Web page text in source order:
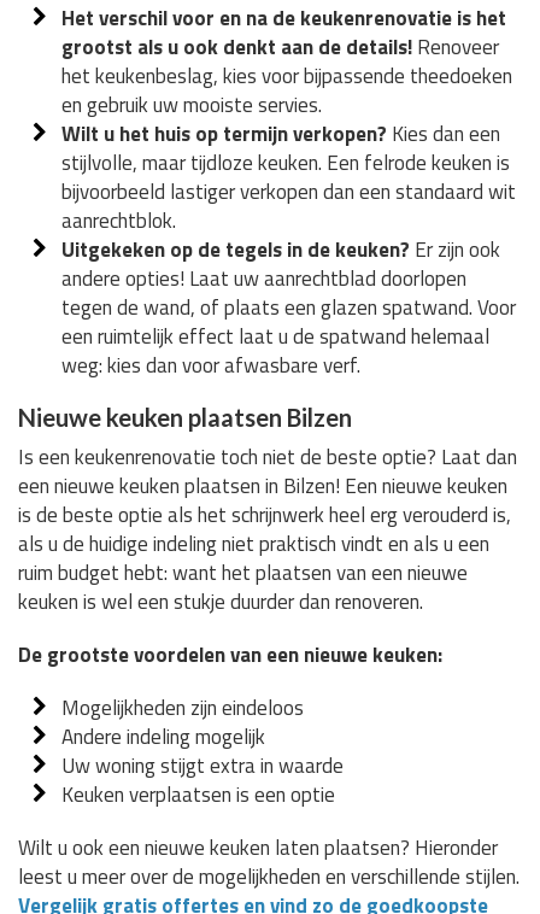
Het verschil voor en na de keukenrenovatie is het
grootst als u ook denkt aan de details!Renoveer
het keukenbeslag, kies voor bijpassende theedoeken
en gebruik uw mooiste servies.
Wilt u het huis op termijn verkopen? Kies dan een
stijlvolle, maar tijdloze keuken. Een felrode keuken is
bijvoorbeeld lastiger verkopen dan een standaard wit
aanrechtblok.
Uitgekeken op de tegels in de keuken? Er zijn ook
andere opties! Laat uw aanrechtblad doorlopen
tegen de wand, of plaats een glazen spatwand. Voor
een ruimtelijk effect laat u de spatwand helemaal
weg: kies dan voor afwasbare verf.
Nieuwe keuken plaatsen Bilzen
Is een keukenrenovatie toch niet de beste optie? Laat dan
een nieuwe keuken plaatsen in Bilzen! Een nieuwe keuken
is de beste optie als het schrijnwerk heel erg verouderd is,
als u de huidige indeling niet praktisch vindt en als u een
ruim budget hebt: want het plaatsen van een nieuwe
keuken is wel een stukje duurder dan renoveren.
De grootste voordelen van een nieuwe keuken:
Mogelijkheden zijn eindeloos
Andere indeling mogelijk
Uw woning stijgt extra in waarde
Keuken verplaatsen is een optie
Wilt u ook een nieuwe keuken laten plaatsen? Hieronder
leest u meer over de mogelijkheden en verschillende stijlen.
Vergelijk gratis offertes en vind zo de goedkoopste